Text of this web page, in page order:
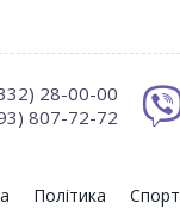
28-00-00
807-72-72
Політика Спорт